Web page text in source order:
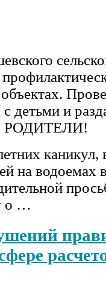
детьми и
РОДИТЕЛИ!
каникул,
на водоемах
о …